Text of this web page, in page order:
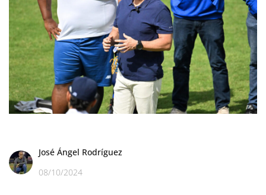
José Ángel Rodríguez
08/10/2024